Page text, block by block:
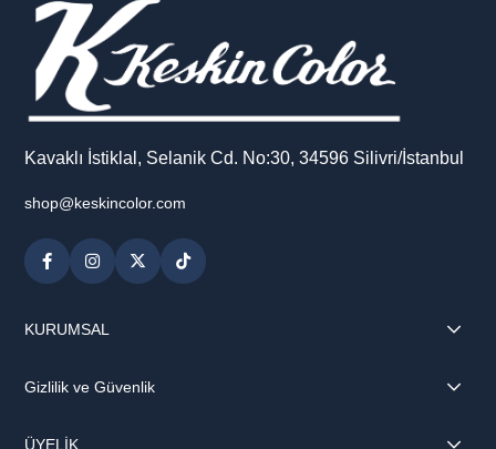
Günlük kullanım, okul, iş veya kişisel notlar için ideal olan bu
defter; işlevselliği ve şık tasarımı bir arada sunar.
Kavaklı İstiklal, Selanik Cd. No:30, 34596 Silivri/İstanbul
shop@keskincolor.com
KURUMSAL
Gizlilik ve Güvenlik
ÜYELİK